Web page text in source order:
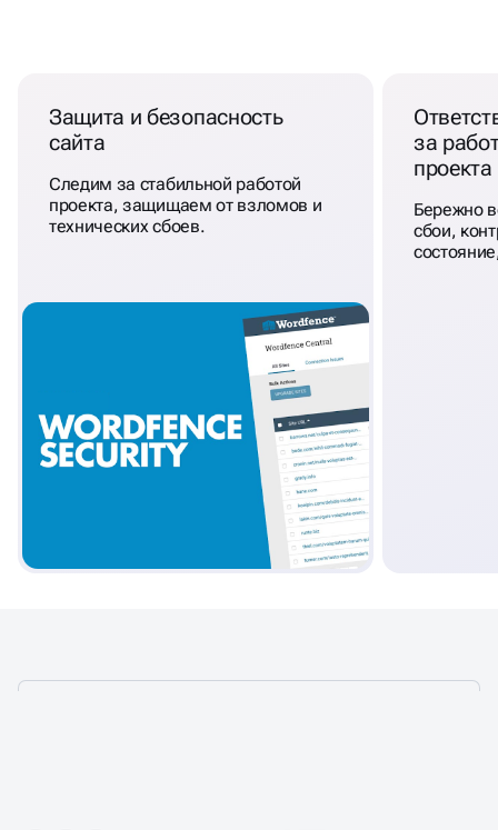
Защита и безопасность
сайта
Следим за стабильной работой
проекта, защищаем от взломов и
технических сбоев.
за
проекта
Бережно
сбои,
УСЛУГИ ПО ТЕХПОДДЕРЖКЕ